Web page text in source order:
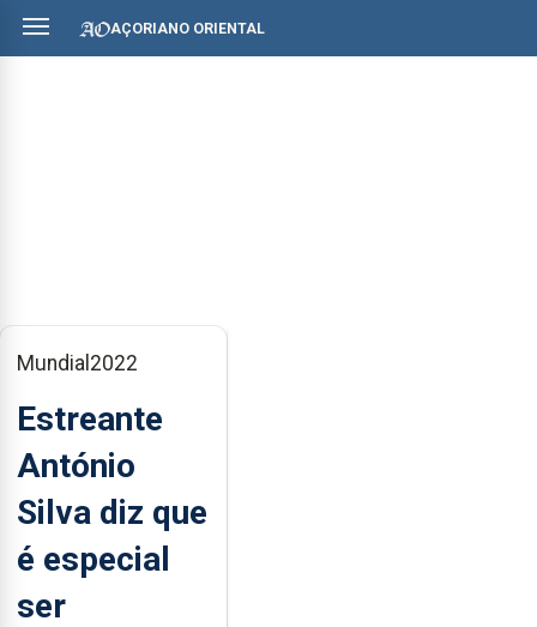
AÇORIANO ORIENTAL
Mundial2022
Estreante
António
Silva diz que
é especial
ser